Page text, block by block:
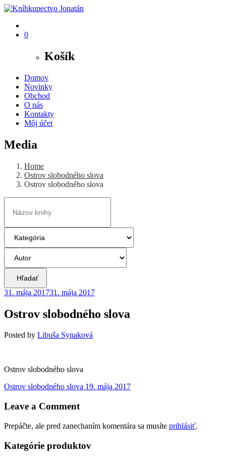
0
Košík
Domov
Novinky
Obchod
O nás
Kontakty
Môj účet
Media
Home
Ostrov slobodného slova
Ostrov slobodného slova
Hľadať
31. mája 201731. mája 2017
Ostrov slobodného slova
Posted by Libuša Synaková
Ostrov slobodného slova
Navigácia
v
Ostrov slobodného slova Previous
19. mája 2017
Leave a Comment
Prepáčte, ale pred zanechaním komentára sa musíte prihlásiť.
Kategórie produktov